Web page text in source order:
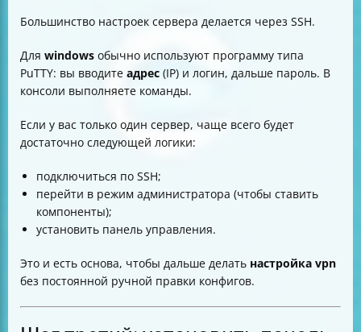
Большинство настроек сервера делается через SSH.
Для windows обычно используют программу типа
PuTTY: вы вводите адрес (IP) и логин, дальше пароль. В
консоли выполняете команды.
Если у вас только один сервер, чаще всего будет
достаточно следующей логики:
подключиться по SSH;
перейти в режим администратора (чтобы ставить
компоненты);
установить панель управления.
Это и есть основа, чтобы дальше делать настройка vpn
без постоянной ручной правки конфигов.